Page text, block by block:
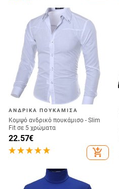
ΑΝΔΡΙΚΆ ΠΟΥΚΆΜΙΣΑ
Κομψό ανδρικό πουκάμισο - Slim
Fit σε 5 χρώματα
22.57€
add_shopping_cart